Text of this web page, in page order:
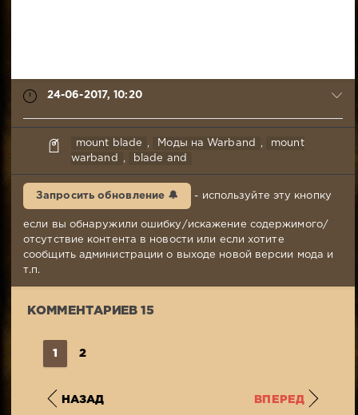
24-06-2017, 10:20
syabr
06-
Комментариев:
15
Просмотров:
mount blade Моды на Warband
mount
warband
blade and
Запросить обновление 🔔 - используйте эту кнопку
если вы обнаружили ошибку/искажение содержимого/
отсутствие контента в новости или если хотите
сообщить администрации о выходе новой версии мода и
т.п.
КОММЕНТАРИЕВ 15
1 2
НАЗАД ВПЕРЕД